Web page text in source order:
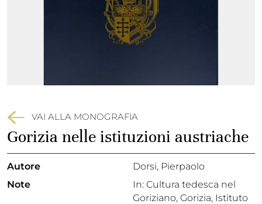
VAI ALLA MONOGRAFIA
Gorizia nelle istituzioni austriache
Autore
Dorsi, Pierpaolo
Note
In: Cultura tedesca nel
Goriziano, Gorizia, Istituto